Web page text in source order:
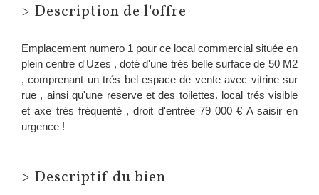
> Description de l'offre
Emplacement numero 1 pour ce local commercial située en
plein centre d'Uzes , doté d'une trés belle surface de 50 M2
, comprenant un trés bel espace de vente avec vitrine sur
rue , ainsi qu'une reserve et des toilettes. local trés visible
et axe trés fréquenté , droit d'entrée 79 000 € A saisir en
urgence !
> Descriptif du bien